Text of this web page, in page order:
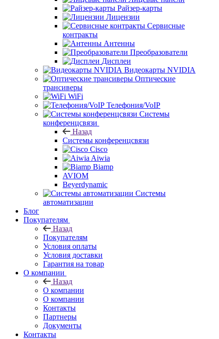
Райзер-карты
Лицензии
Сервисные
контракты
Антенны
Преобразователи
Дисплеи
Видеокарты NVIDIA
Оптические
трансиверы
WiFi
Телефония/VoIP
Системы
конференцсвязи
Назад
Системы конференцсвязи
Cisco
Aiwia
Biamp
AVIOM
Beyerdynamic
Системы
автоматизации
Блог
Покупателям
Назад
Покупателям
Условия оплаты
Условия доставки
Гарантия на товар
О компании
Назад
О компании
О компании
Контакты
Партнеры
Документы
Контакты